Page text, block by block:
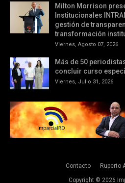
Milton Morrison
Institucionales
gestión de
transformación
Viernes, Agosto 07, 2026
Más de 50
concluir curso
Viernes, Julio 31, 2026
Contacto Ruperto
Copyright © 2026